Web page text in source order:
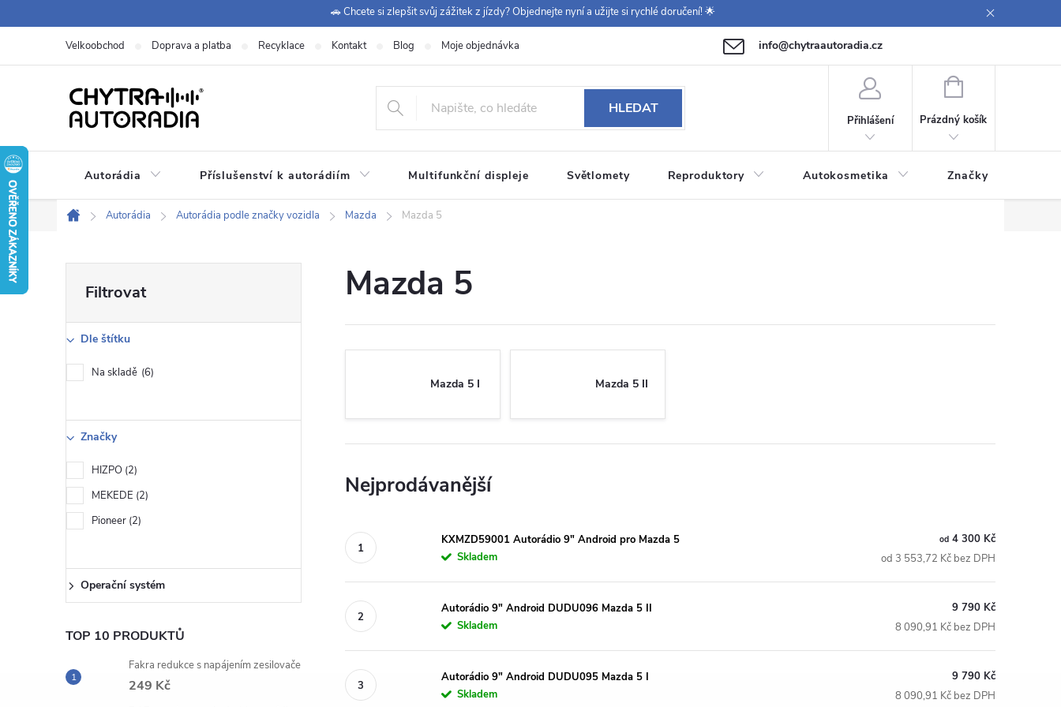
na
🚗 Chcete si zlepšit svůj zážitek z jízdy? Objednejte nyní a užijte si rychlé doručení! 🌟
+420 771 149 411 (Po-Pá 09:00-12:00, 12:30-14:00)
info@chytraautoradia.cz
Velkoobchod Doprava a platba Recyklace Kontakt Blog Moje objednávka
HLEDAT
Přihlášení
NÁKUPNÍ
Prázdný košík
Autorádia Příslušenství k autorádiím Multifunkční displeje Světlomety Reproduktory Autokosmetika Značky
Domů
Autorádia Autorádia podle značky vozidla Mazda Mazda 5
o
s
r
a
n
n
í
p
a
Dle štítku
Na skladě 6
Značky
HIZPO 2
MEKEDE 2
Pioneer 2
Operační systém
TOP 10 PRODUKTŮ
Fakra redukce s napájením zesilovače
249 Kč
Mazda 5
Mazda 5 I Mazda 5 II
Nejprodávanější
KXMZD59001 Autorádio 9" Android pro Mazda 5
Skladem
od 4 300 Kč
od 3 553,72 Kč bez DPH
Autorádio 9" Android DUDU096 Mazda 5 II
Skladem
9 790 Kč
8 090,91 Kč bez DPH
Autorádio 9" Android DUDU095 Mazda 5 I
Skladem
9 790 Kč
8 090,91 Kč bez DPH